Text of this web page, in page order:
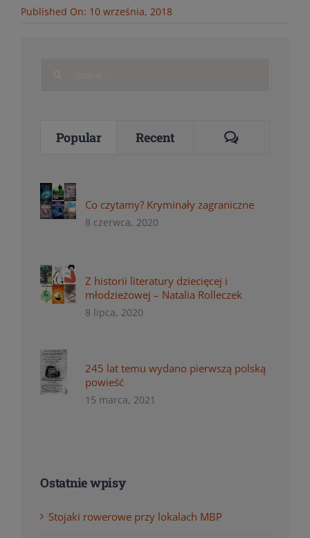
Published On: 10 września, 2018
Popular Recent Comments
Co czytamy? Kryminały zagraniczne
8 czerwca, 2020
Z historii literatury dziecięcej i
młodzieżowej – Natalia Rolleczek
8 lipca, 2020
245 lat temu wydano pierwszą polską
powieść
15 marca, 2021
Ostatnie wpisy
Stojaki rowerowe przy lokalach MBP